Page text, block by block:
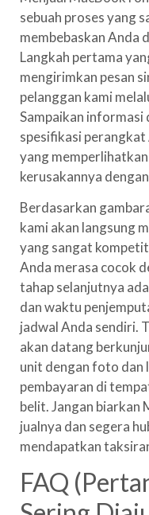
sebuah proses yang
membebaskan Anda
Langkah pertama
mengirimkan pesan
pelanggan kami
Sampaikan informasi
spesifikasi
yang
kerusakannya
Berdasarkan
kami akan langsung
yang sangat
Anda merasa cocok
tahap selanjutnya
dan waktu
jadwal Anda sendiri.
akan datang
unit dengan foto dan
pembayaran di
belit. Jangan biarkan
jualnya dan segera
mendapatkan
FAQ